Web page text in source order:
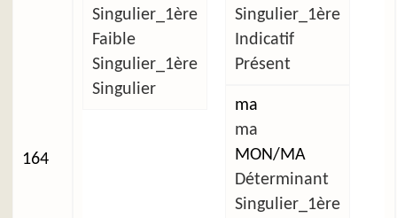
164
Singulier_1ère
Faible
Singulier_1ère
Singulier
Singulier_1ère
Indicatif
Présent
ma
ma
MON/MA
Déterminant
Singulier_1ère